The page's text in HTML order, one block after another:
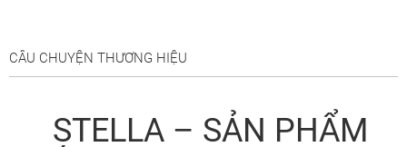
CÂU CHUYỆN THƯƠNG HIỆU
STELLA – SẢN PHẨM